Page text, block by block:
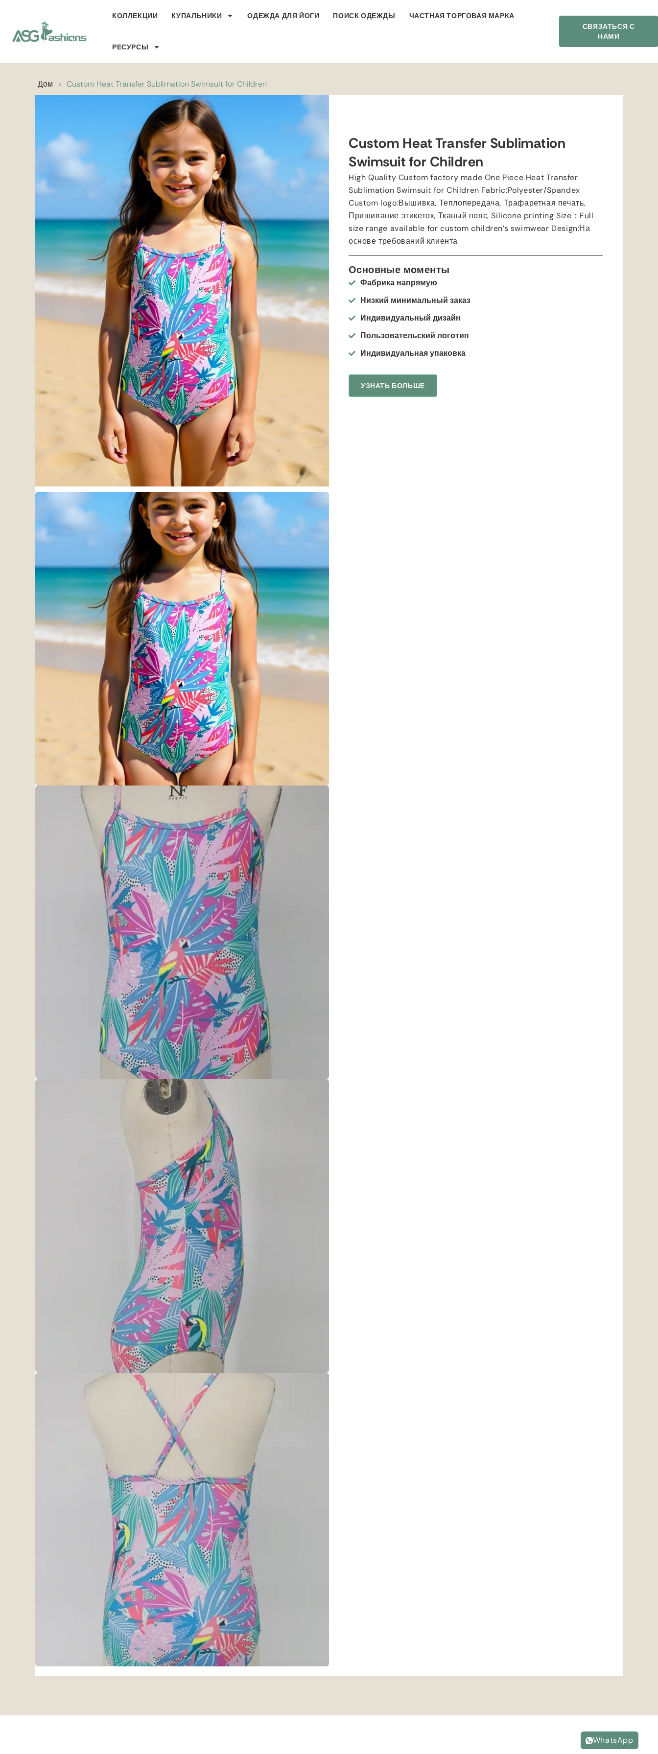
КОЛЛЕКЦИИ КУПАЛЬНИКИ ОДЕЖДА ДЛЯ ЙОГИ ПОИСК ОДЕЖДЫ ЧАСТНАЯ ТОРГОВАЯ МАРКА
РЕСУРСЫ
СВЯЗАТЬСЯ С
НАМИ
Дом > Custom Heat Transfer Sublimation Swimsuit for Children
Custom Heat Transfer Sublimation
Swimsuit for Children
High Quality Custom factory made One Piece Heat Transfer
Sublimation Swimsuit for Children Fabric:Polyester/Spandex
Custom logo:Вышивка, Теплопередача, Трафаретная печать,
Пришивание этикеток, Тканый пояс,Silicone printing Size ： Full
size range available for custom children’s swimwear Design:На
основе требований клиента
Основные моменты
Фабрика напрямую
Низкий минимальный заказ
Индивидуальный дизайн
Пользовательский логотип
Индивидуальная упаковка
УЗНАТЬ БОЛЬШЕ
WhatsApp